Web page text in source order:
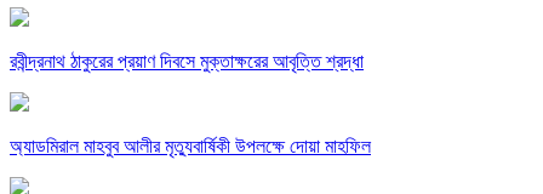
রবীন্দ্রনাথ ঠাকুরের প্রয়াণ দিবসে মুক্তাক্ষরের আবৃত্তি শ্রদ্ধা
অ্যাডমিরাল মাহবুব আলীর মৃত্যুবার্ষিকী উপলক্ষে দোয়া মাহফিল